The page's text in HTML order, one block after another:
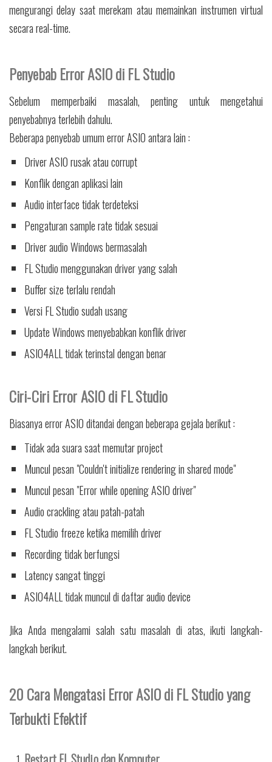
mengurangi delay saat merekam atau memainkan instrumen virtual
secara real-time.
Penyebab Error ASIO di FL Studio
Sebelum memperbaiki masalah, penting untuk mengetahui
penyebabnya terlebih dahulu.
Beberapa penyebab umum error ASIO antara lain :
Driver ASIO rusak atau corrupt
Konflik dengan aplikasi lain
Audio interface tidak terdeteksi
Pengaturan sample rate tidak sesuai
Driver audio Windows bermasalah
FL Studio menggunakan driver yang salah
Buffer size terlalu rendah
Versi FL Studio sudah usang
Update Windows menyebabkan konflik driver
ASIO4ALL tidak terinstal dengan benar
Ciri-Ciri Error ASIO di FL Studio
Biasanya error ASIO ditandai dengan beberapa gejala berikut :
Tidak ada suara saat memutar project
Muncul pesan "Couldn't initialize rendering in shared mode"
Muncul pesan "Error while opening ASIO driver"
Audio crackling atau patah-patah
FL Studio freeze ketika memilih driver
Recording tidak berfungsi
Latency sangat tinggi
ASIO4ALL tidak muncul di daftar audio device
Jika Anda mengalami salah satu masalah di atas, ikuti langkah-
langkah berikut.
20 Cara Mengatasi Error ASIO di FL Studio yang
Terbukti Efektif